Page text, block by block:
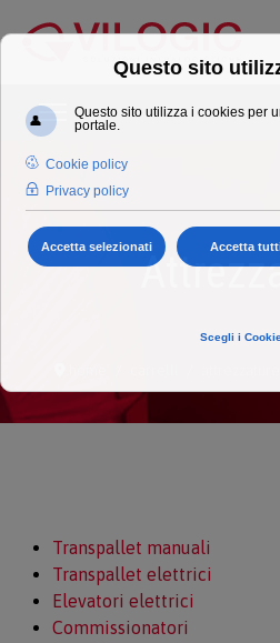
Transpallet manuali
Transpallet elettrici
Elevatori elettrici
Commissionatori